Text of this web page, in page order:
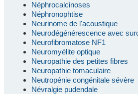
Néphrocalcinoses
Néphronophtise
Neurinome de l'acoustique
Neurodégénérescence avec
Neurofibromatose NF1
Neuromyélite optique
Neuropathie des petites fibres
Neuropathie tomaculaire
Neutropénie congénitale sévère
Névralgie pudendale